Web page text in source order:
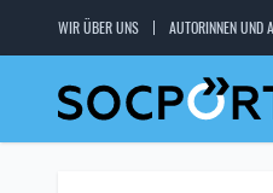
WIR ÜBER UNS AUTORINNEN UND